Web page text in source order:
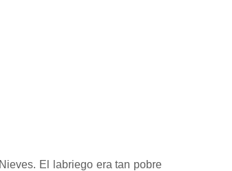
El labriego era tan pobre